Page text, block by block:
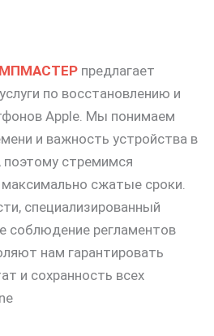
предлагает
по восстановлению и
Apple. Мы понимаем
и важность устройства в
поэтому стремимся
сжатые сроки.
специализированный
соблюдение регламентов
нам гарантировать
и сохранность всех